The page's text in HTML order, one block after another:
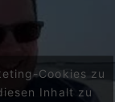
Cookies zu
Inhalt zu